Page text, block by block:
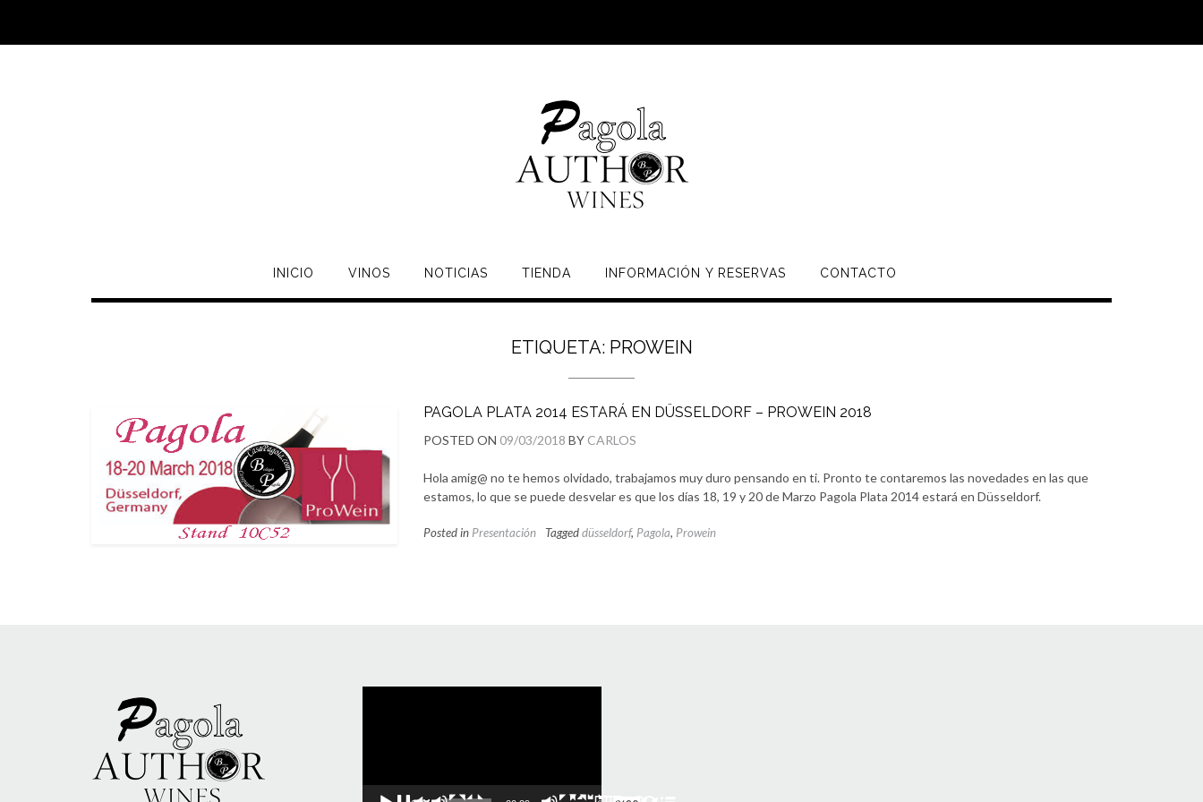
INICIO VINOS NOTICIAS TIENDA INFORMACIÓN Y RESERVAS CONTACTO
ETIQUETA: PROWEIN
PAGOLA PLATA 2014 ESTARÁ EN DÜSSELDORF – PROWEIN 2018
POSTED ON 09/03/2018 BY CARLOS
Hola amig@ no te hemos olvidado, trabajamos muy duro pensando en ti. Pronto te contaremos las novedades en las que
estamos, lo que se puede desvelar es que los días 18, 19 y 20 de Marzo Pagola Plata 2014 estará en Düsseldorf.
Posted in Presentación Taggeddüsseldorf, Pagola, Prowein